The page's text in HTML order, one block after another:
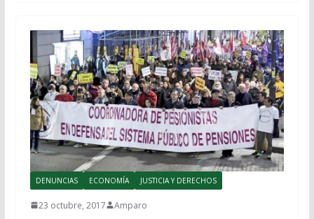
DENUNCIAS ECONOMÍA JUSTICIA Y DERECHOS
23 octubre, 2017 Amparo